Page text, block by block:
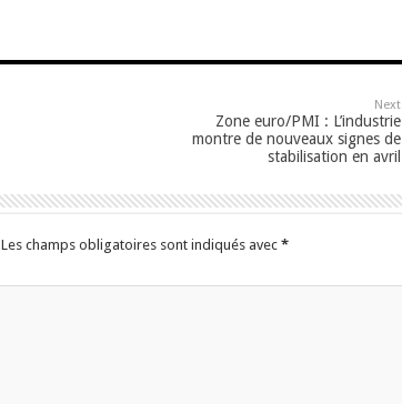
Next
Zone euro/PMI : L’industrie
montre de nouveaux signes de
stabilisation en avril
Les champs obligatoires sont indiqués avec *